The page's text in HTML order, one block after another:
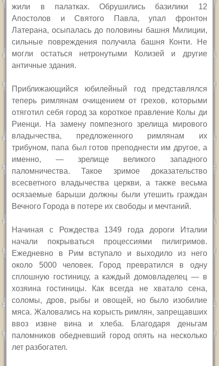
жили в палатках. Обрушились базилики 12
Апостолов и Святого Павла, упал фронтон
Латерана, осыпалась до половины башня Милиции,
сильные повреждения получила башня Конти. Не
могли остаться нетронутыми Колизей и другие
античные здания.
Приближающийся юбилейный год представлялся
теперь римлянам очищением от грехов, которыми
отяготил себя город за короткое правление Колы ди
Риенци. На замену помпезного зрелища мирового
владычества, предложенного римлянам их
трибуном, папа был готов преподнести им другое, а
именно, — зрелище великого западного
паломничества. Такое зримое доказательство
всесветного владычества церкви, а также весьма
осязаемые барыши должны были утешить граждан
Вечного Города в потере их свободы и мечтаний.
Начиная с Рождества 1349 года дороги Италии
начали покрываться процессиями пилигримов.
Ежедневно в Рим вступало и выходило из него
около 5000 человек. Город превратился в одну
сплошную гостиницу, а каждый домовладелец — в
хозяина гостиницы. Как всегда не хватало сена,
соломы, дров, рыбы и овощей, но было изобилие
мяса. Жаловались на корысть римлян, запрещавших
ввоз извне вина и хлеба. Благодаря деньгам
паломников обедневший город опять на несколько
лет разбогател.